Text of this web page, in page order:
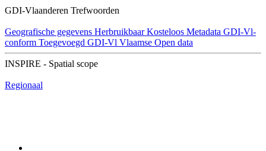
GDI-Vlaanderen Trefwoorden
Geografische gegevens Herbruikbaar Kosteloos Metadata GDI-Vl-
conform Toegevoegd GDI-Vl Vlaamse Open data
INSPIRE - Spatial scope
Regionaal